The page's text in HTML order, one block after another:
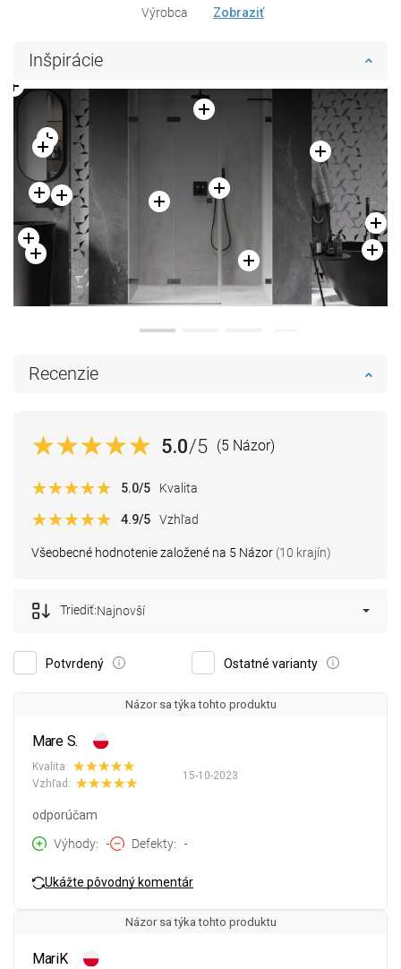
Výrobca Zobraziť
Inšpirácie
Recenzie
5.0/5 (5 Názor)
Všeobecné hodnotenie založené na 5 Názor (10 krajín)
5.0/5 Kvalita
4.9/5 Vzhľad
Potvrdený Ostatné varianty
Triediť:Najnovší
Názor sa týka tohto produktu
Mare S.
15-10-2023
Kvalita:
Vzhľad:
odporúčam
Výhody
- Defekty -
Ukážte pôvodný komentár
Názor sa týka tohto produktu
MariK